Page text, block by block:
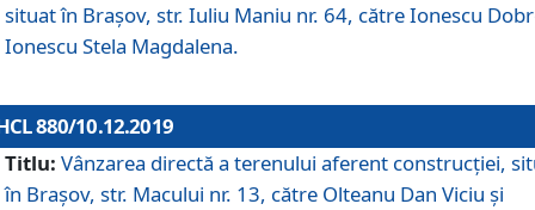
situat în Brașov, str. Iuliu Maniu nr. 64, către Ionescu
Ionescu Stela Magdalena.
880/10.12.2019
Titlu: Vânzarea directă a terenului aferent construcției,
în Brașov, str. Macului nr. 13, către Olteanu Dan Viciu și